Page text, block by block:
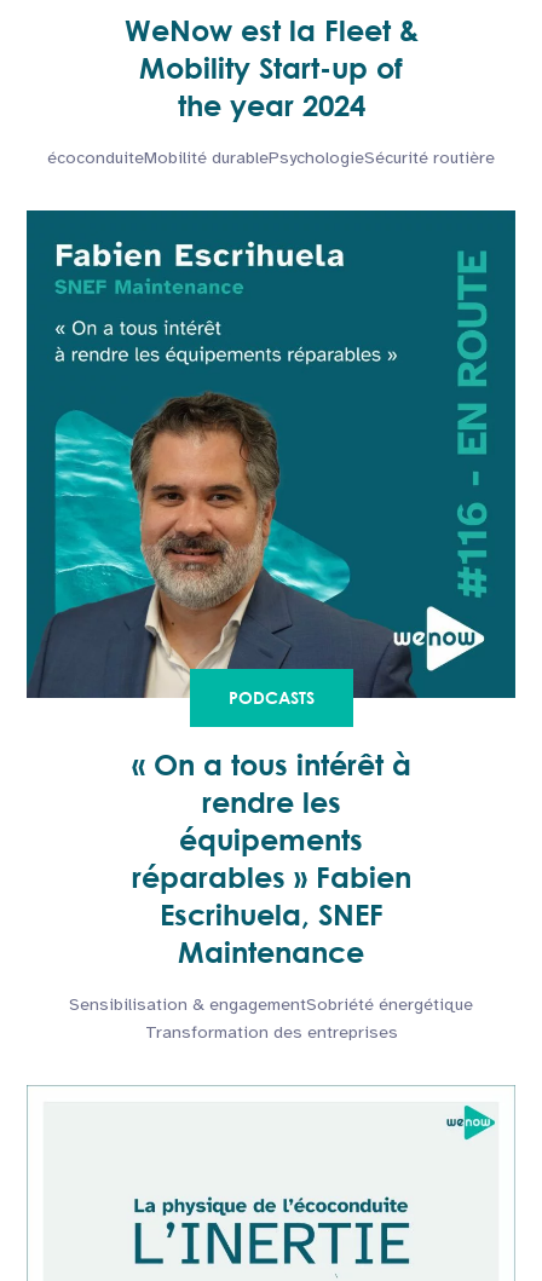
WeNow est la Fleet &
Mobility Start-up of
the year 2024
écoconduiteMobilité durablePsychologieSécurité routière
PODCASTS
« On a tous intérêt à
rendre les
équipements
réparables » Fabien
Escrihuela, SNEF
Maintenance
Sensibilisation & engagementSobriété énergétique
Transformation des entreprises